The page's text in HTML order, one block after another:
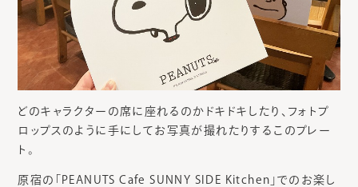
どのキャラクターの席に座れるのかドキドキしたり、フォトプ
ロップスのように手にしてお写真が撮れたりするこのプレー
ト。
原宿の「PEANUTS Cafe SUNNY SIDE Kitchen」でのお楽し